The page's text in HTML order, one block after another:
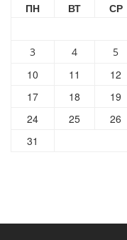
ПН
ВТ СР
3 4 5
10
11 12
17
18 19
24
25 26
31